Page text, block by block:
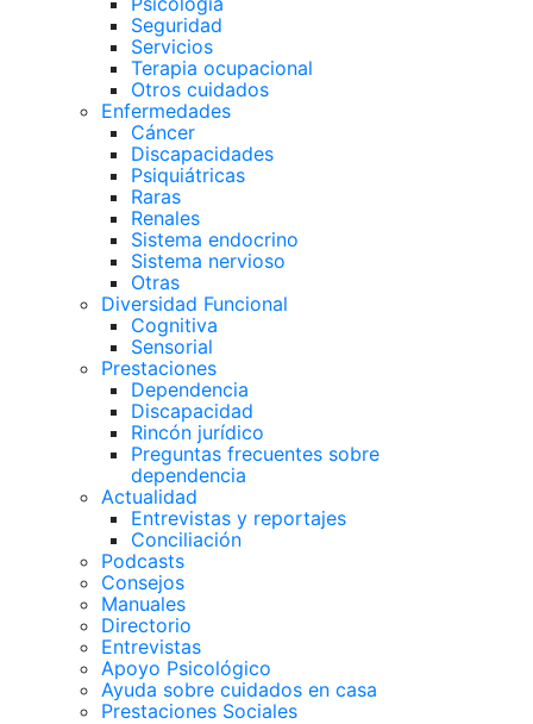
Seguridad
Servicios
Terapia ocupacional
Otros cuidados
Enfermedades
Cáncer
Discapacidades
Psiquiátricas
Raras
Renales
Sistema endocrino
Sistema nervioso
Otras
Diversidad Funcional
Cognitiva
Sensorial
Prestaciones
Dependencia
Discapacidad
Rincón jurídico
Preguntas frecuentes sobre
dependencia
Actualidad
Entrevistas y reportajes
Conciliación
Podcasts
Consejos
Manuales
Directorio
Entrevistas
Apoyo Psicológico
Ayuda sobre cuidados en casa
Prestaciones Sociales